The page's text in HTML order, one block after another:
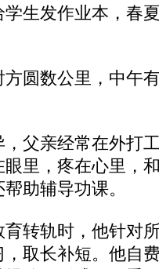
发作业本，春
数公里，中午
亲经常在外打
里，疼在心里，
助辅导功课。
轨时，他针对
取长补短。他自